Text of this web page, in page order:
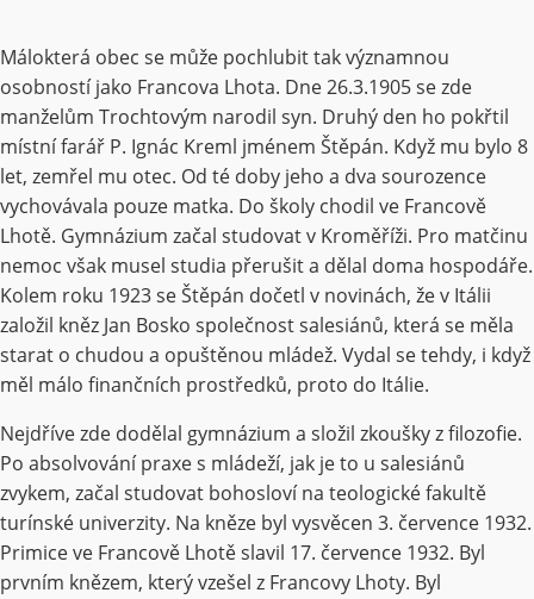
Málokterá obec se může pochlubit tak významnou
osobností jako Francova Lhota. Dne 26.3.1905 se zde
manželům Trochtovým narodil syn. Druhý den ho pokřtil
místní farář P. Ignác Kreml jménem Štěpán. Když mu bylo 8
let, zemřel mu otec. Od té doby jeho a dva sourozence
vychovávala pouze matka. Do školy chodil ve Francově
Lhotě. Gymnázium začal studovat v Kroměříži. Pro matčinu
nemoc však musel studia přerušit a dělal doma hospodáře.
Kolem roku 1923 se Štěpán dočetl v novinách, že v Itálii
založil kněz Jan Bosko společnost salesiánů, která se měla
starat o chudou a opuštěnou mládež. Vydal se tehdy, i když
měl málo finančních prostředků, proto do Itálie.
Nejdříve zde dodělal gymnázium a složil zkoušky z filozofie.
Po absolvování praxe s mládeží, jak je to u salesiánů
zvykem, začal studovat bohosloví na teologické fakultě
turínské univerzity. Na kněze byl vysvěcen 3. července 1932.
Primice ve Francově Lhotě slavil 17. července 1932. Byl
prvním knězem, který vzešel z Francovy Lhoty. Byl